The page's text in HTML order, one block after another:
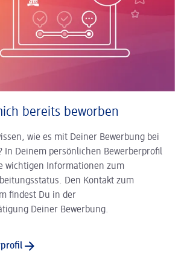
bereits beworben
wie es mit Deiner Bewerbung bei
In Deinem persönlichen Bewerberprofil
wichtigen Informationen zum
Den Kontakt zum
findest Du in der
Deiner Bewerbung.